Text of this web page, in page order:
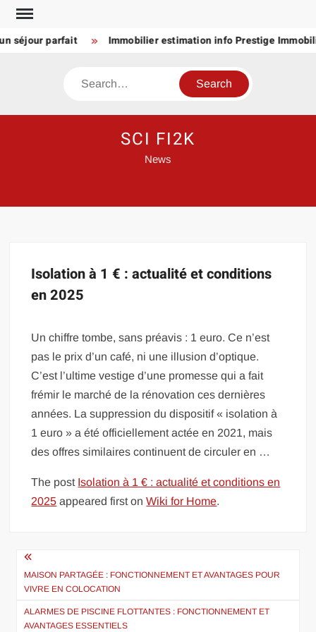
Skip
content
séjour parfait Immobilier estimation info Prestige
Search
SCI FI2K
News
Isolation à 1 € : actualité et conditions
en 2025
Un chiffre tombe, sans préavis : 1 euro. Ce n’est
pas le prix d’un café, ni une illusion d’optique.
C’est l’ultime vestige d’une promesse qui a fait
frémir le marché de la rénovation ces dernières
années. La suppression du dispositif « isolation à
1 euro » a été officiellement actée en 2021, mais
des offres similaires continuent de circuler en …
The post Isolation à 1 € : actualité et conditions en
2025 appeared first onWiki for Home.
Navigation
de
l’article
MAISON PARTAGÉE : FONCTIONNEMENT ET AVANTAGES POUR
VIVRE EN COLOCATION
ALARMES DE PISCINE FLOTTANTES : FONCTIONNEMENT ET
AVANTAGES ESSENTIELS